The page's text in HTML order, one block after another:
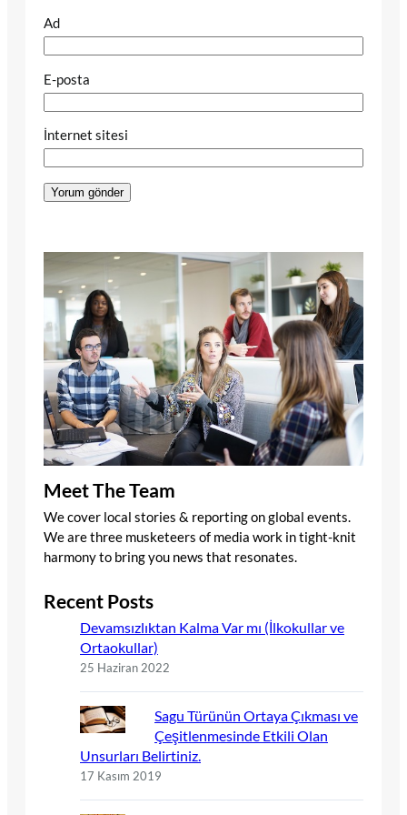
Ad
E-posta
İnternet sitesi
Meet The Team
We cover local stories & reporting on global events.
We are three musketeers of media work in tight-knit
harmony to bring you news that resonates.
Recent Posts
Devamsızlıktan Kalma Var mı (İlkokullar ve
Ortaokullar)
25 Haziran 2022
Sagu Türünün Ortaya Çıkması ve
Çeşitlenmesinde Etkili Olan
Unsurları Belirtiniz.
17 Kasım 2019